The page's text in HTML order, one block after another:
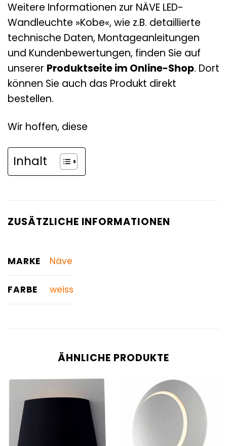
Weitere Informationen zur NÄVE LED-
Wandleuchte »Kobe«, wie z.B. detaillierte
technische Daten, Montageanleitungen
und Kundenbewertungen, finden Sie auf
unserer Produktseite im Online-Shop. Dort
können Sie auch das Produkt direkt
bestellen.
Wir hoffen, diese
Inhalt
ZUSÄTZLICHE INFORMATIONEN
MARKE Näve
FARBE weiss
ÄHNLICHE PRODUKTE